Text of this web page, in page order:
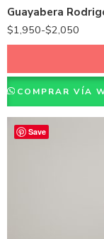
Guayabera
$1,950-$2,050
48 - XXXXL
COMPRAR VÍA
Save